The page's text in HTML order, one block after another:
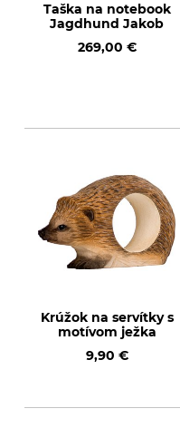
Taška na notebook
Jagdhund Jakob
269,00 €
Krúžok na servítky s
motívom ježka
9,90 €